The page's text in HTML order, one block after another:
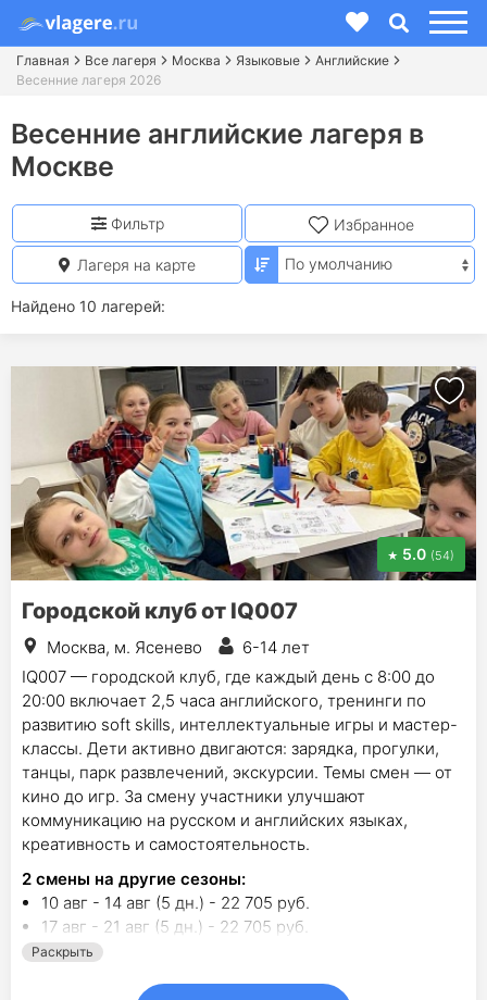
Главная Все лагеря Москва Языковые
Английские
Весенние лагеря 2026
Весенние английские лагеря в
Москве
Найдено 10 лагерей:
Фильтр Избранное
Лагеря на карте
5.0 (54)
Городской клуб от IQ007
Москва, м. Ясенево
6-14 лет
IQ007 — городской клуб, где каждый день с 8:00 до
20:00 включает 2,5 часа английского, тренинги по
развитию soft skills, интеллектуальные игры и мастер-
классы. Дети активно двигаются: зарядка, прогулки,
танцы, парк развлечений, экскурсии. Темы смен — от
кино до игр. За смену участники улучшают
коммуникацию на русском и английских языках,
креативность и самостоятельность.
2 смены на другие сезоны:
10 авг - 14 авг (5 дн.) - 22 705 руб.
17 авг - 21 авг (5 дн.) - 22 705 руб.
Раскрыть